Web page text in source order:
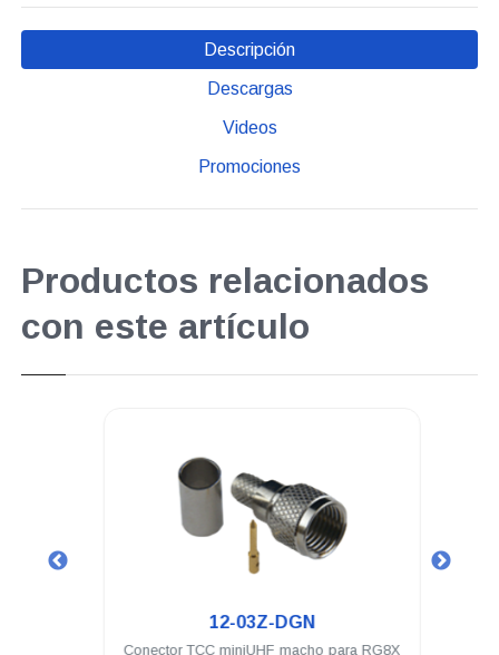
Descripción
Descargas
Videos
Promociones
Productos relacionados
con este artículo
12-03Z-DGN
Conector TCC miniUHF macho para RG8X